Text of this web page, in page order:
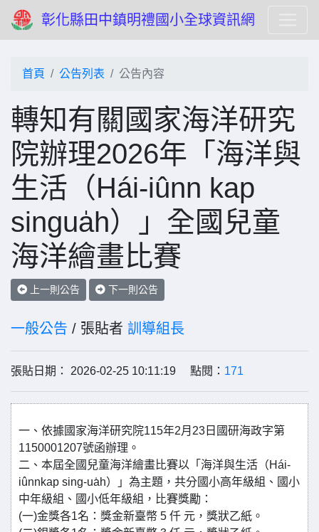
彰化縣田中鎮明禮國小全球資訊網
首頁 公告列表 公告內容
轉知有關國家海洋研究
院辦理2026年「海洋與
生活（Hái-iûnn kap
singua̍h）」全國兒童
海洋繪畫比賽
上一則公告 下一則公告
一般公告 / 張貼者 訓導組長
張貼日期： 2026-02-25 10:11:19 點閱： 171
一、依據國家海洋研究院115年2月23日國研海政字第
1150001207號函辦理。
二、本屆全國兒童海洋繪畫比賽以「海洋與生活（Hái-
iûnnkap sing-ua̍h）」為主題，共分國小高年級組、國小
中年級組、國小低年級組，比賽獎勵：
(一)金獎各1名：獎金新臺幣 5 仟 元，獎狀乙紙。